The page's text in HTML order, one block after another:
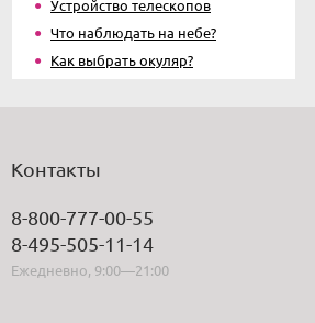
Устройство телескопов
Что наблюдать на небе?
Как выбрать окуляр?
Контакты
8-800-777-00-55
8-495-505-11-14
Ежедневно, 9:00—21:00